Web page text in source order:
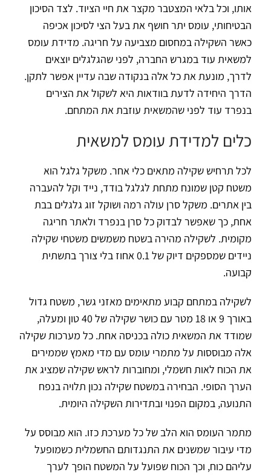
אותו, וכל בלאי המצטבר מקצר את חיי הציוד. לצד הסיכון
הבטיחותי, עומס יתר חושף את בעל הצי לסיכון אכיפה
כאשר השקילה במחסום מצביעה על חריגה. מדידת עומס
למשאית עוד במגרש החברה, לפני שהגלגלים יוצאים
לדרך, מונעת את כל אלה בנקודה שבה עדיין אפשר לתקן.
הדרך היחידה לדעת בוודאות היא לשקול את הצירים
בנפרד עוד לפני שהמשאית עוזבת את המתחם.
כלים למדידת עומס למשאית
לכל תרחיש שקילה מתאים כלי אחר. משקל גלגל הוא
משטח קטן שמונח מתחת לגלגל בודד, נייד וקל להעברה
בין אתרים. משקל סרן עולה רמה ושוקל זוג גלגלים בבת
אחת, כך שאפשר לבדוק כל סרן בנפרד ולאתר חריגה
מקומית. לשקילה מהירה בשטח משמשים משטחי שקילה
ניידים שמספקים דיוק של 0.1 אחוז בלי צורך בתשתית
קבועה.
לשקילה במתחם קבוע מתאימים מאזני גשר, משטח גדול
באורך 9 או 18 מטר עם כושר שקילה של 40 טון ומעלה,
שמודד את המשאית כולה בכניסה אחת. כל מערכות שקילה
אלה מבוססות על מתמרי עומס עם מדי מאמץ שממירים
את הכוח לאות חשמלי, ומחוברות לראש שקילה שמציג את
הערך הסופי. הבחירה במשטח שקילה נכון תלויה בנפח
התנועה, במקום הפנוי ובתדירות השקילה היומית.
מתמר העומס הוא הלב של כל מערכת כזו. הוא מבוסס על
מדי עיבור שמשנים את התנגדותם החשמלית כשמופעל
עליהם כוח, וכך הכוח שפועל על המשטח הופך לערך